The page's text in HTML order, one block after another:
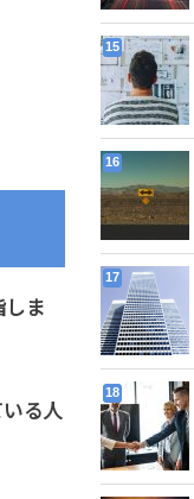
しま
る人